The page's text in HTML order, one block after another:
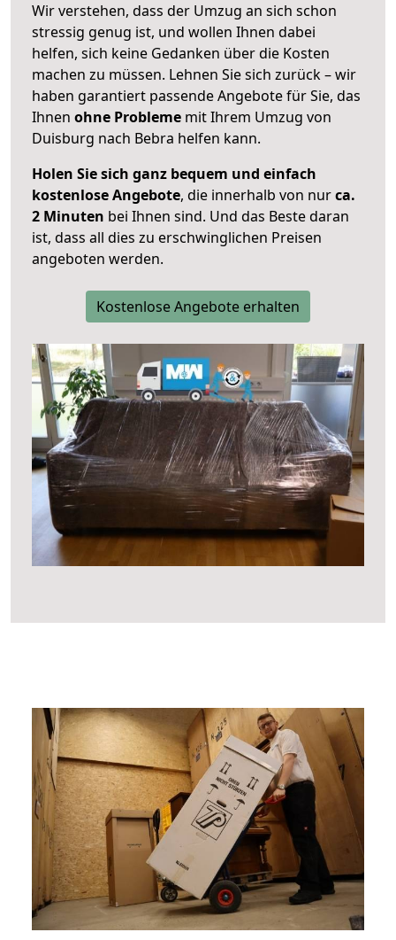
Wir verstehen, dass der Umzug an sich schon
stressig genug ist, und wollen Ihnen dabei
helfen, sich keine Gedanken über die Kosten
machen zu müssen. Lehnen Sie sich zurück – wir
haben garantiert passende Angebote für Sie, das
Ihnen ohne Probleme mit Ihrem Umzug von
Duisburg nach Bebra helfen kann.
Holen Sie sich ganz bequem und einfach
kostenlose Angebote, die innerhalb von nurca.
2 Minuten bei Ihnen sind. Und das Beste daran
ist, dass all dies zu erschwinglichen Preisen
angeboten werden.
Kostenlose Angebote erhalten